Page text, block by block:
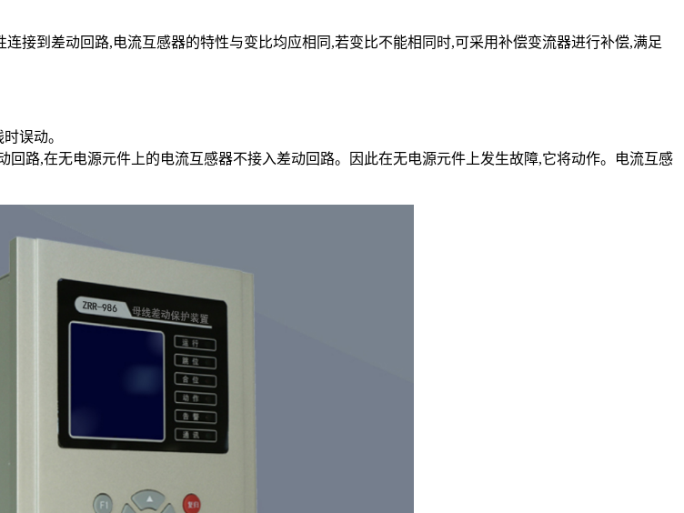
接到差动回路,电流互感器的特性与变比均应相同,若变比不能相同时,可采用补偿变流器进行补偿,满足
误动。
路,在无电源元件上的电流互感器不接入差动回路。因此在无电源元件上发生故障,它将动作。电流互感